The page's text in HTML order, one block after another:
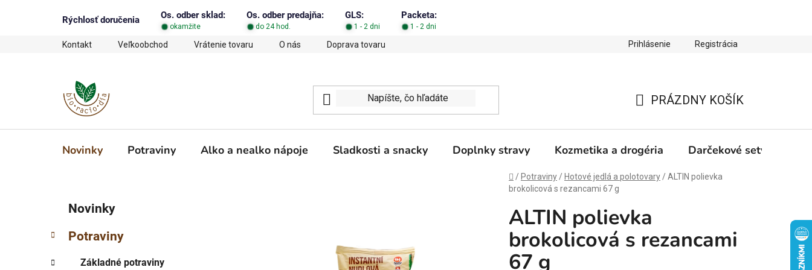
Rýchlosť doručenia Os. odber sklad: Os. odber predajňa: GLS: Packeta:
okamžite do 24 hod. 1 - 2 dni 1 - 2 dni
Kontakt Veľkoobchod Vrátenie tovaru O nás Doprava tovaru Podmienky ochrany osobných údajov Zľava 10 % na prvý nákup
Prihlásenie Registrácia
KOŠÍK
PRÁZDNY KOŠÍK
Novinky Potraviny Alko a nealko nápoje Sladkosti a snacky Doplnky stravy Kozmetika a drogéria Darčekové sety
Domov
/ Potraviny / Hotové jedlá a polotovary /ALTIN polievka
brokolicová s rezancami 67 g
č
ý
kategórie
e
ó
Novinky
Potraviny
Základné potraviny
ALTIN polievka
brokolicová s rezancami
67 g